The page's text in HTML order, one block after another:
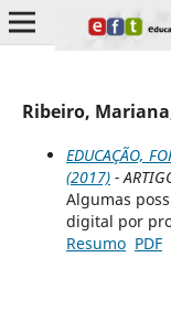
Ribeiro,
EDUCAÇÃO,
(2017)-
Algumas
digital por
Resumo PDF